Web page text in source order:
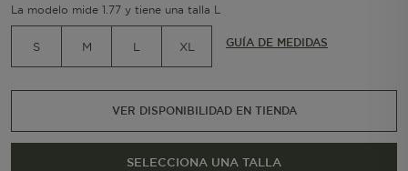
La modelo mide 1.77 y tiene una talla L
S M L XL GUÍA DE MEDIDAS
VER DISPONIBILIDAD EN TIENDA
SELECCIONA UNA TALLA